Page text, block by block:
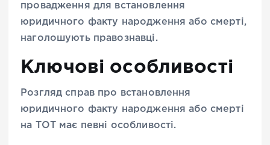
провадження для встановлення
юридичного факту народження або смерті,
наголошують правознавці.
Ключові особливості
Розгляд справ про встановлення
юридичного факту народження або смерті
на ТОТ має певні особливості.